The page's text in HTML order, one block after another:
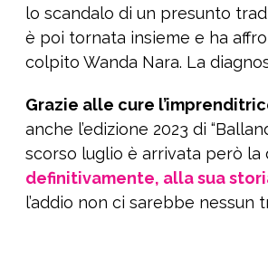
lo scandalo di un presunto
è poi tornata insieme e ha
colpito Wanda Nara. La
Grazie alle cure
anche l’edizione 2023 di
scorso luglio è arrivata però la
definitivamente, alla sua
l’addio non ci sarebbe nessun